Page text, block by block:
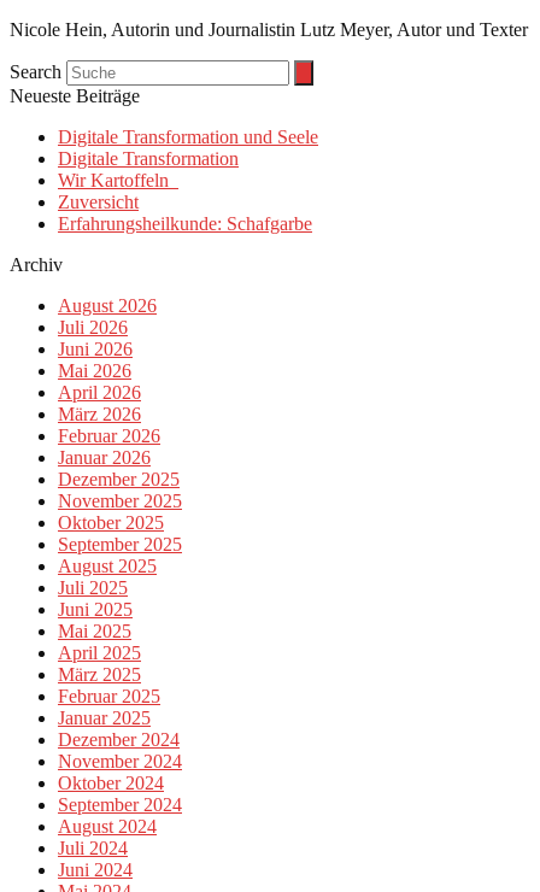
Nicole Hein, Autorin und Journalistin Lutz Meyer, Autor und Texter
Search
Neueste Beiträge
Digitale Transformation und Seele
Digitale Transformation
Wir Kartoffeln
Zuversicht
Erfahrungsheilkunde: Schafgarbe
Archiv
August 2026
Juli 2026
Juni 2026
Mai 2026
April 2026
März 2026
Februar 2026
Januar 2026
Dezember 2025
November 2025
Oktober 2025
September 2025
August 2025
Juli 2025
Juni 2025
Mai 2025
April 2025
März 2025
Februar 2025
Januar 2025
Dezember 2024
November 2024
Oktober 2024
September 2024
August 2024
Juli 2024
Juni 2024